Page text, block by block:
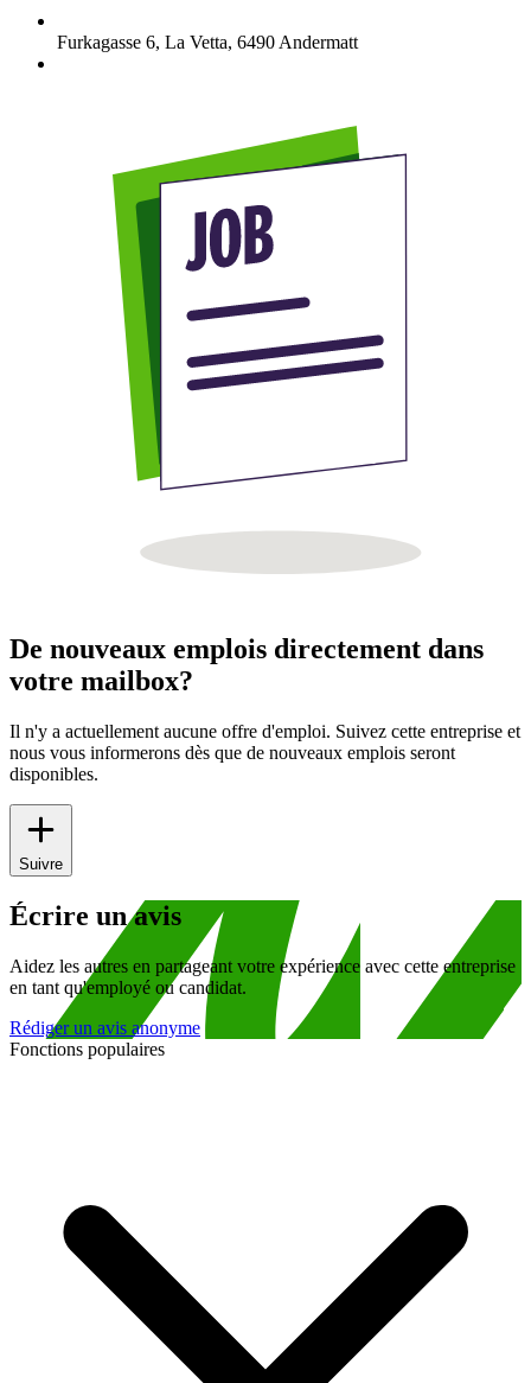
Furkagasse 6, La Vetta, 6490 Andermatt
De nouveaux emplois directement dans
votre mailbox?
Il n'y a actuellement aucune offre d'emploi. Suivez cette entreprise et
nous vous informerons dès que de nouveaux emplois seront
disponibles.
Suivre
Écrire un avis
Aidez les autres en partageant votre expérience avec cette entreprise
en tant qu'employé ou candidat.
Rédiger un avis anonyme
Fonctions populaires